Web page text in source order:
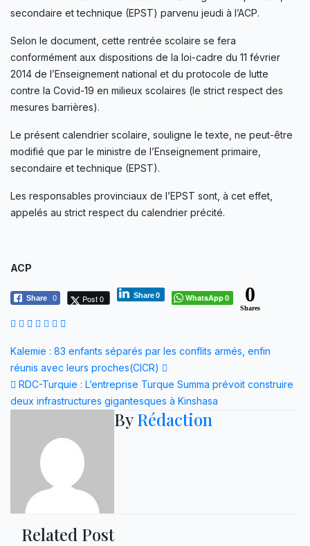
secondaire et technique (EPST) parvenu jeudi à l’ACP.
Selon le document, cette rentrée scolaire se fera
conformément aux dispositions de la loi-cadre du 11 février
2014 de l’Enseignement national et du protocole de lutte
contre la Covid-19 en milieux scolaires (le strict respect des
mesures barrières).
Le présent calendrier scolaire, souligne le texte, ne peut-être
modifié que par le ministre de l’Enseignement primaire,
secondaire et technique (EPST).
Les responsables provinciaux de l’EPST sont, à cet effet,
appelés au strict respect du calendrier précité.
ACP
Share 0 Post 0 Share0 WhatsApp0 0
Shares
Navigation
de
l’article
Kalemie : 83 enfants séparés par les conflits armés, enfin
réunis avec leurs proches(CICR)
RDC-Turquie : L’entreprise Turque Summa prévoit construire
deux infrastructures gigantesques à Kinshasa
ByRédaction
Related Post